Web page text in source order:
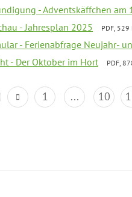
- Adventskäffchen am
- Jahresplan 2025 PDF, 529
- Ferienabfrage Neujahr-
- Der Oktober im Hort PDF,
1 ... 10